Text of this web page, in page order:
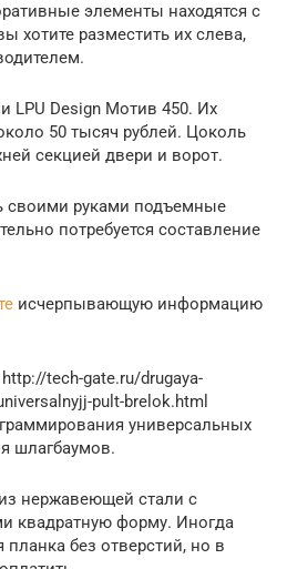
элементы находятся с
хотите разместить их слева,
LPU Design Мотив 450. Их
50 тысяч рублей. Цоколь
секцией двери и ворот.
своими руками подъемные
потребуется составление
исчерпывающую информацию
tech-gate.ru/drugaya-
pult-brelok.html
универсальных
шлагбаумов.
нержавеющей стали с
квадратную форму. Иногда
без отверстий, но в